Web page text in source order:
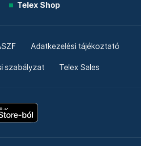
Telex Shop
Adatkezelési tájékoztató
szabályzat Telex Sales